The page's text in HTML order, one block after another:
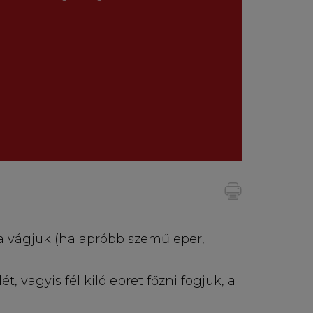
vágjuk (ha apróbb szemű eper,
vagyis fél kiló epret főzni fogjuk, a